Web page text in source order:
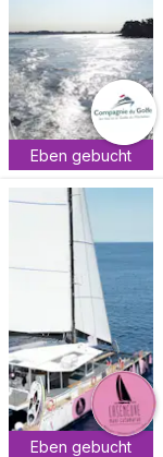
Eben gebucht
Eben gebucht